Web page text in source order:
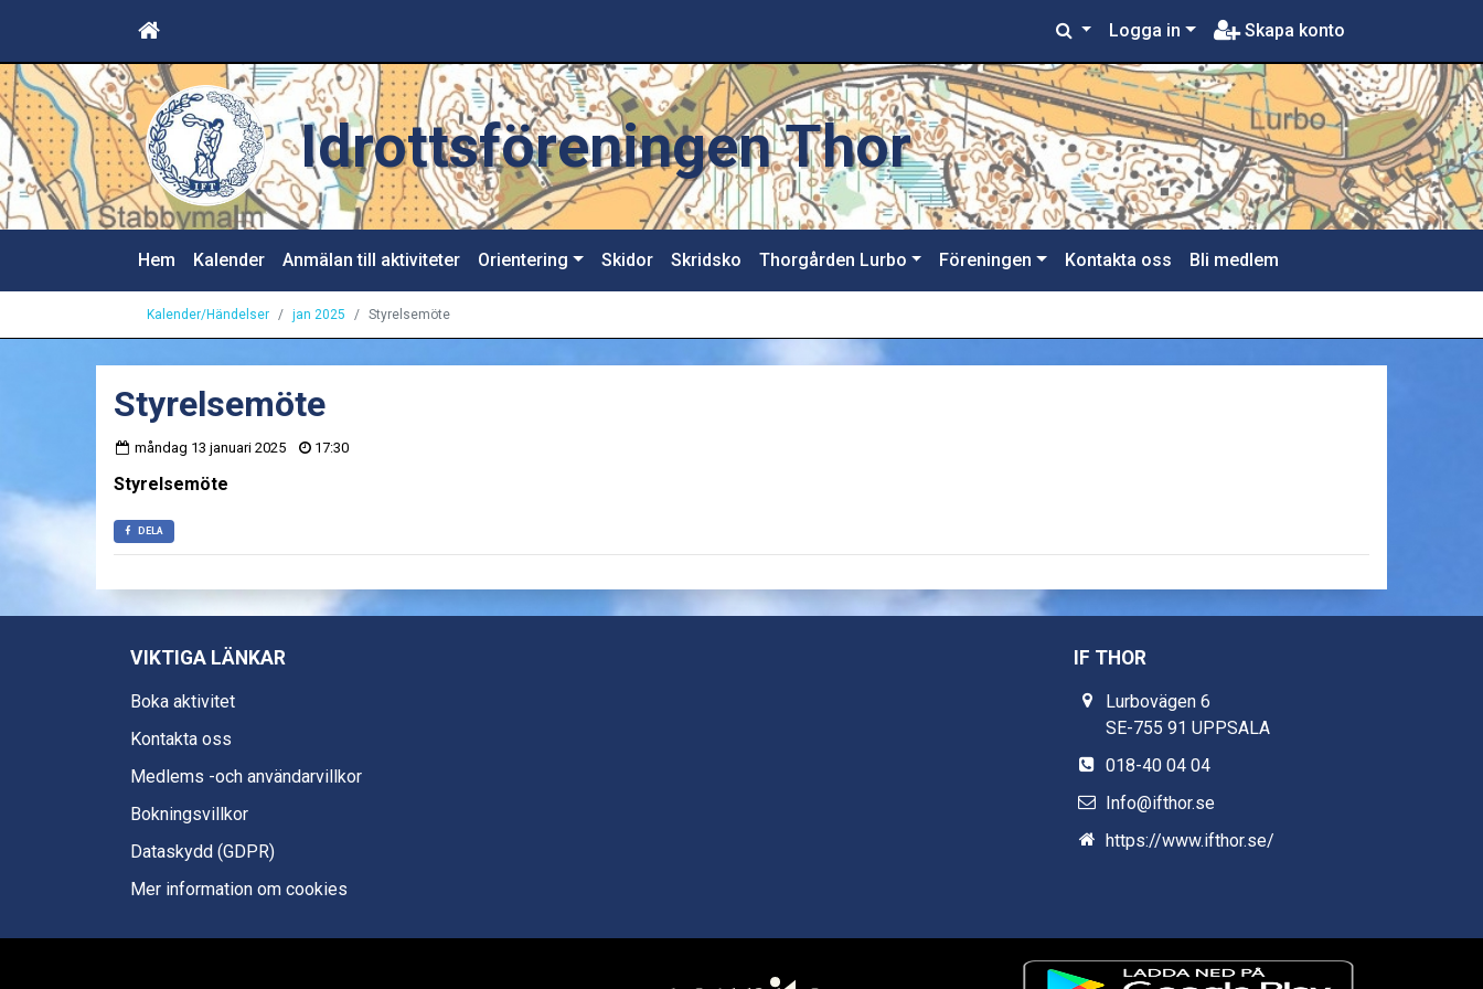
Logga in Skapa konto
Idrottsföreningen Thor
Hem Kalender Anmälan till aktiviteter Orientering Skidor Skridsko Thorgården Lurbo Föreningen Kontakta oss Bli medlem
Kalender/Händelser jan 2025 Styrelsemöte
Styrelsemöte
måndag 13 januari 2025 17:30
Styrelsemöte
DELA
VIKTIGA LÄNKAR
Boka aktivitet
Kontakta oss
Medlems -och användarvillkor
Bokningsvillkor
Dataskydd (GDPR)
Mer information om cookies
IF THOR
Lurbovägen 6
SE-755 91 UPPSALA
018-40 04 04
Info@ifthor.se
https://www.ifthor.se/